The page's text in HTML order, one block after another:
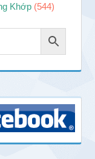
Khớp (544)